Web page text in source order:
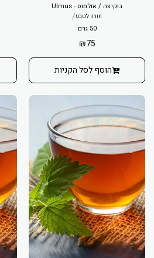
בוקיצה / אולמוס - Ulmus
חזרה לטבע/
50 גרם
₪75
הוסף לסל הקניות